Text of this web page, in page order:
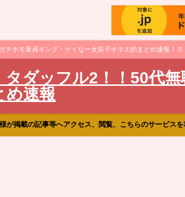
チホモ童貞ギング・ゲイなー女装子オネエ的まとめ速報！
タダッフル2！！50代
め速報
が掲載の記事等へアクセス、閲覧、こちらのサービス